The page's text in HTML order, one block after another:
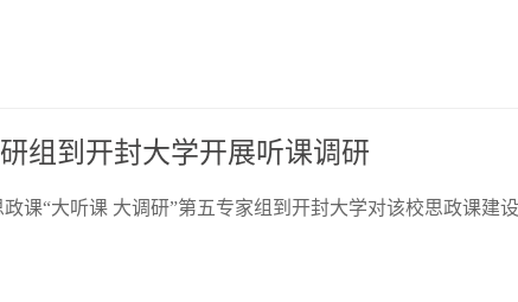
组到开封大学开展听课调研
课“大听课 大调研”第五专家组到开封大学对该校思政课建设